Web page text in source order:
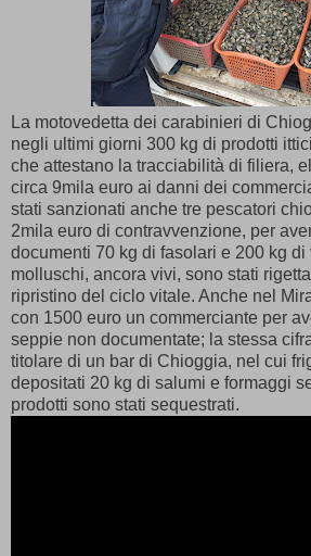
La motovedetta dei carabinieri di
negli ultimi giorni 300 kg di prodotti
che attestano la tracciabilità di filiera,
circa 9mila euro ai danni dei
stati sanzionati anche tre pescatori
2mila euro di contravvenzione, per
documenti 70 kg di fasolari e 200 kg di
molluschi, ancora vivi, sono stati
ripristino del ciclo vitale. Anche nel
con 1500 euro un commerciante per
seppie non documentate; la stessa
titolare di un bar di Chioggia, nel cui
depositati 20 kg di salumi e formaggi
prodotti sono stati sequestrati.